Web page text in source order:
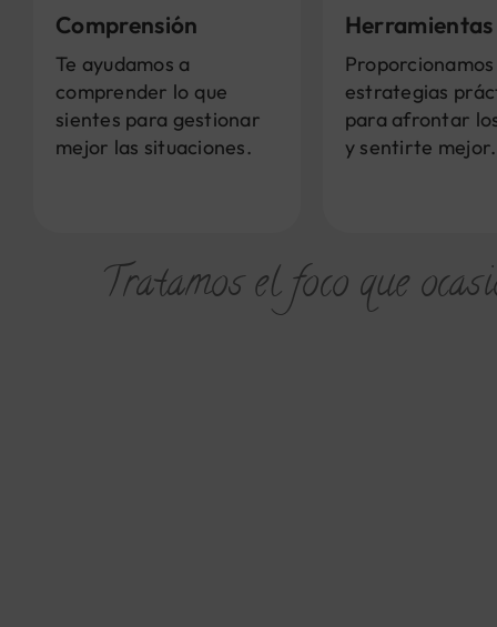
Comprensión
Te ayudamos a
comprender lo que
sientes para gestionar
mejor las situaciones.
Herramientas
Proporcionamos
estrategias
para afrontar
y sentirte mejor.
Tratamos el foco que